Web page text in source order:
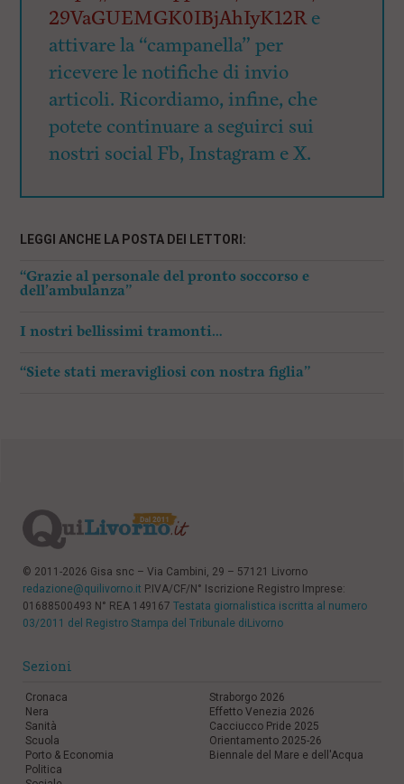
29VaGUEMGK0IBjAhIyK12Re
attivare la “campanella” per
ricevere le notifiche di invio
articoli. Ricordiamo, infine, che
potete continuare a seguirci sui
nostri social Fb, Instagram e X.
LEGGI ANCHE LA POSTA DEI LETTORI:
“Grazie al personale del pronto soccorso e
dell’ambulanza”
I nostri bellissimi tramonti…
“Siete stati meravigliosi con nostra figlia”
© 2011-2026 Gisa snc – Via Cambini, 29 – 57121 Livorno
redazione@quilivorno.it P.IVA/CF/N° Iscrizione Registro Imprese:
01688500493 N° REA 149167 Testata giornalistica iscritta al numero
03/2011 del Registro Stampa del Tribunale diLivorno
Sezioni
Cronaca
Nera
Sanità
Scuola
Porto & Economia
Politica
Straborgo 2026
Effetto Venezia 2026
Cacciucco Pride 2025
Orientamento 2025-26
Biennale del Mare e dell'Acqua